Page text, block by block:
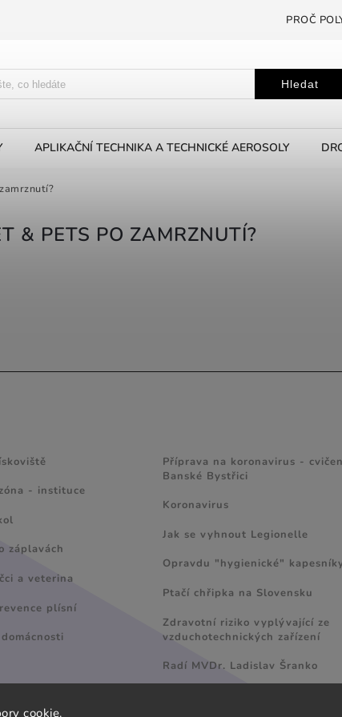
cookie.
PROČ
Hledat
APLIKAČNÍ TECHNIKA A TECHNICKÉ AEROSOLY
& PETS PO ZAMRZNUTÍ?
- instituce
záplavách
a veterina
plísní
Příprava na koronavirus -
Banské Bystřici
Koronavirus
Jak se vyhnout Legionelle
Opravdu "hygienické"
Ptačí chřipka na Slovensku
Zdravotní riziko vyplývající ze
vzduchotechnických zařízení
Radí MVDr. Ladislav Šranko